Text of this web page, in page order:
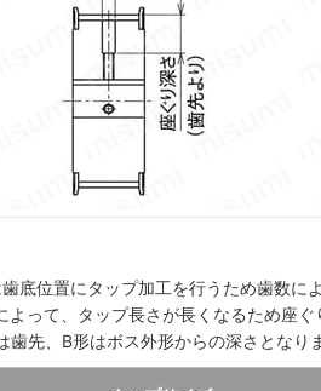
歯底位置にタップ加工を行うため歯数
よって、タップ長さが長くなるため座
歯先、B形はボス外形からの深さとなり